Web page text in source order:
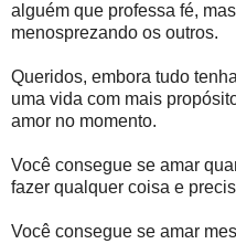
alguém que professa fé,
menosprezando os outros.
Queridos, embora tudo
uma vida com mais
amor no momento.
Você consegue se amar
fazer qualquer coisa e
​​Você consegue se amar